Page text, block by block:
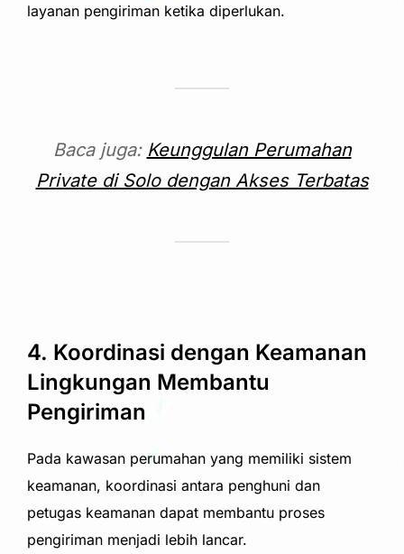
layanan pengiriman ketika diperlukan.
Baca juga: Keunggulan Perumahan
Private di Solo dengan Akses Terbatas
4. Koordinasi dengan Keamanan
Lingkungan Membantu
Pengiriman
Pada kawasan perumahan yang memiliki sistem
keamanan, koordinasi antara penghuni dan
petugas keamanan dapat membantu proses
pengiriman menjadi lebih lancar.